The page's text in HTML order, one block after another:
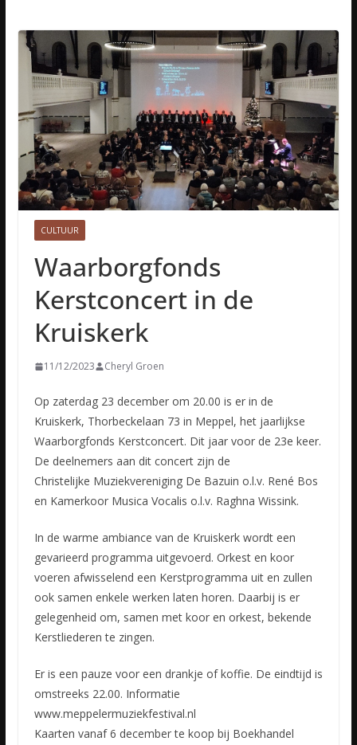
CULTUUR
Waarborgfonds
Kerstconcert in de
Kruiskerk
11/12/2023 Cheryl Groen
Op zaterdag 23 december om 20.00 is er in de
Kruiskerk, Thorbeckelaan 73 in Meppel, het jaarlijkse
Waarborgfonds Kerstconcert. Dit jaar voor de 23e keer.
De deelnemers aan dit concert zijn de
Christelijke Muziekvereniging De Bazuin o.l.v. René Bos
en Kamerkoor Musica Vocalis o.l.v. Raghna Wissink.
In de warme ambiance van de Kruiskerk wordt een
gevarieerd programma uitgevoerd. Orkest en koor
voeren afwisselend een Kerstprogramma uit en zullen
ook samen enkele werken laten horen. Daarbij is er
gelegenheid om, samen met koor en orkest, bekende
Kerstliederen te zingen.
Er is een pauze voor een drankje of koffie. De eindtijd is
omstreeks 22.00. Informatie
www.meppelermuziekfestival.nl
Kaarten vanaf 6 december te koop bij Boekhandel